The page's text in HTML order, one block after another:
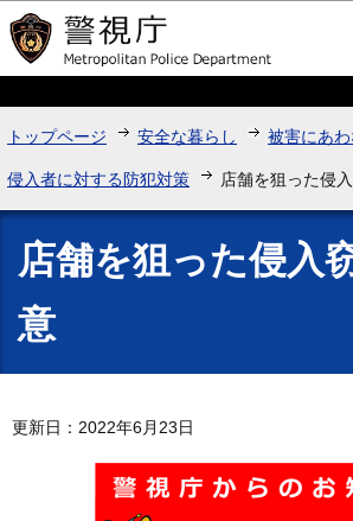
このページの本文へ移
トップページ 安全な暮らし 被害にあ
侵入者に対する防犯対策 店舗を狙った侵
店舗を狙った侵入
意
更新日：2022年6月23日